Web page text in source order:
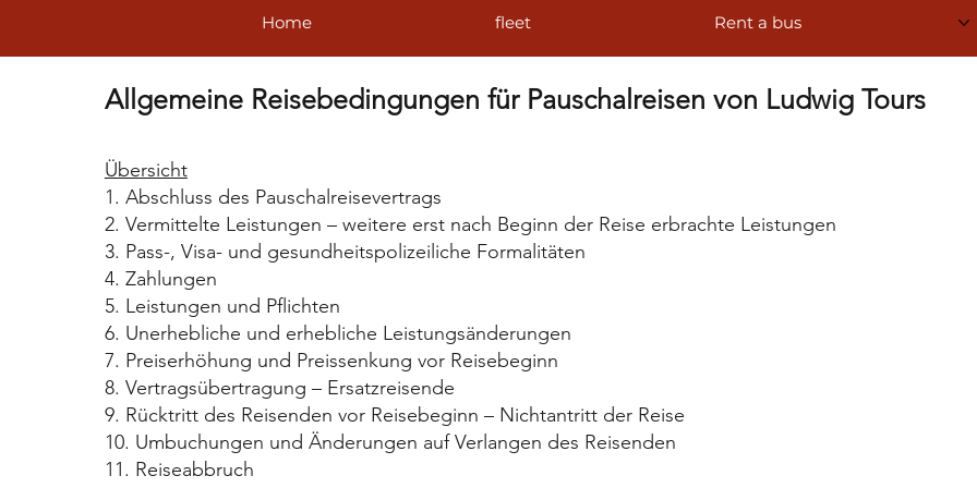
Home fleet Rent a bus
Allgemeine Reisebedingungen für Pauschalreisen von Ludwig Tours
Übersicht
1. Abschluss des Pauschalreisevertrags
2. Vermittelte Leistungen – weitere erst nach Beginn der Reise erbrachte Leistungen
3. Pass-, Visa- und gesundheitspolizeiliche Formalitäten
4. Zahlungen
5. Leistungen und Pflichten
6. Unerhebliche und erhebliche Leistungsänderungen
7. Preiserhöhung und Preissenkung vor Reisebeginn
8. Vertragsübertragung – Ersatzreisende
9. Rücktritt des Reisenden vor Reisebeginn – Nichtantritt der Reise
10. Umbuchungen und Änderungen auf Verlangen des Reisenden
11. Reiseabbruch